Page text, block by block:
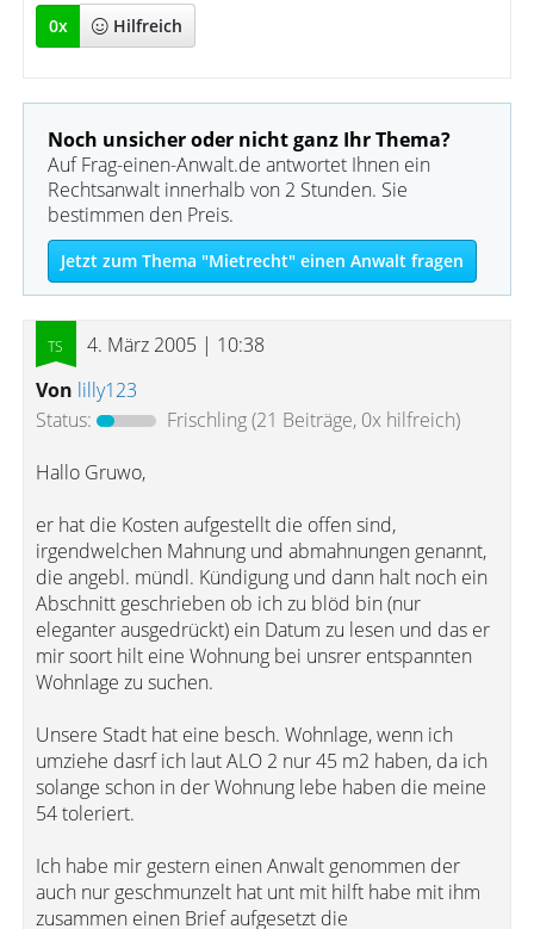
0x Hilfreich
Noch unsicher oder nicht ganz Ihr Thema?
Auf Frag-einen-Anwalt.de antwortet Ihnen ein
Rechtsanwalt innerhalb von 2 Stunden. Sie
bestimmen den Preis.
Jetzt zum Thema "Mietrecht" einen Anwalt fragen
4. März 2005 | 10:38
Von lilly123
Status:
Frischling(21 Beiträge, 0x hilfreich)
Hallo Gruwo,
er hat die Kosten aufgestellt die offen sind,
irgendwelchen Mahnung und abmahnungen genannt,
die angebl. mündl. Kündigung und dann halt noch ein
Abschnitt geschrieben ob ich zu blöd bin (nur
eleganter ausgedrückt) ein Datum zu lesen und das er
mir soort hilt eine Wohnung bei unsrer entspannten
Wohnlage zu suchen.
Unsere Stadt hat eine besch. Wohnlage, wenn ich
umziehe dasrf ich laut ALO 2 nur 45 m2 haben, da ich
solange schon in der Wohnung lebe haben die meine
54 toleriert.
Ich habe mir gestern einen Anwalt genommen der
auch nur geschmunzelt hat unt mit hilft habe mit ihm
zusammen einen Brief aufgesetzt die